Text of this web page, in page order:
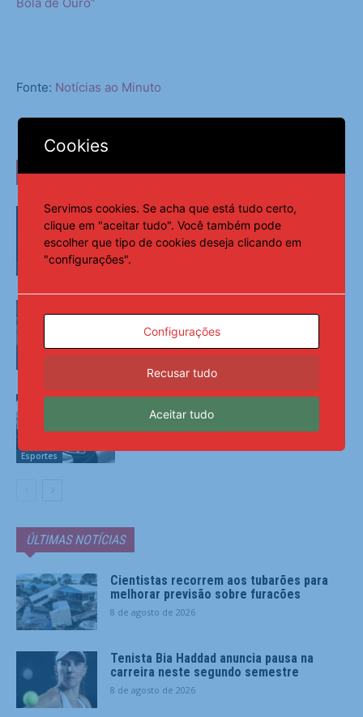
Fonte: Notícias ao Minuto
LEIA TAMBÉM
Esportes
Tenista Bia Haddad anuncia pausa na
carreira neste segundo semestre
Esportes
Atlético-MG visita o Remo por
segunda vitória seguida no Brasileirão
ÚLTIMAS NOTÍCIAS
Cientistas recorrem aos tubarões para
melhorar previsão sobre furacões
8 de agosto de 2026
Tenista Bia Haddad anuncia pausa na
carreira neste segundo semestre
8 de agosto de 2026
Cookies
Servimos cookies. Se acha que está tudo certo,
clique em "aceitar tudo". Você também pode
escolher que tipo de cookies deseja clicando em
"configurações".
Configurações
Recusar tudo
Aceitar tudo